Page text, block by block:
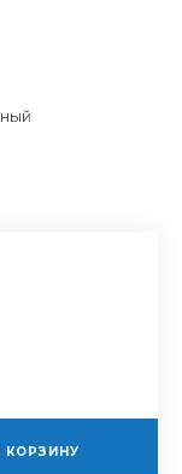
КОРЗИНУ